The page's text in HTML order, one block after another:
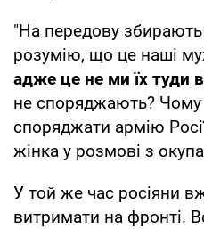
"На передову
розумію, що це наші
адже це не ми їх туди
не споряджають?
споряджати армію
жінка у розмові з
У той же час росіяни
витримати на фронті.